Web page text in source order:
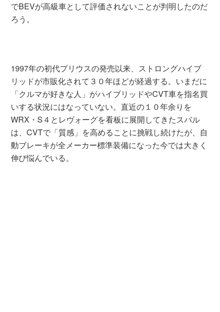
でBEVが高級車として評価されないことが判明したのだ
ろう。
1997年の初代プリウスの発売以来、ストロングハイブ
リッドが市販化されて３０年ほどが経過する。いまだに
「クルマが好きな人」がハイブリッドやCVT車を指名買
いする状況にはなっていない。直近の１０年余りを
WRX・S４とレヴォーグを看板に展開してきたスバル
は、CVTで「質感」を高めることに挑戦し続けたが、自
動ブレーキが全メーカー標準装備になった今では大きく
伸び悩んでいる。